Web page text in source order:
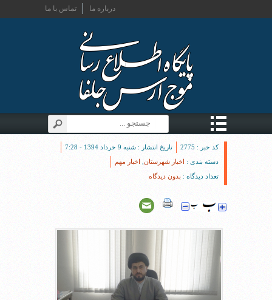
تماس با ما درباره ما
کد خبر : 2775
تاریخ انتشار : شنبه 9 خرداد 1394 - 7:28
دسته بندی : اخبار شهرستان اخبار مهم
تعداد دیدگاه : بدون دیدگاه